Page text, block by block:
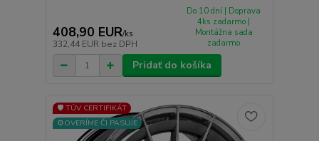
408,90 EUR/ks
332,44 EUR bez DPH
Do 10 dní | Doprava
4ks zadarmo |
Montážna sada
zadarmo
Pridať do košíka
🛡️ TÜV CERTIFIKÁT
⚙️OVERÍME ČI PASUJE